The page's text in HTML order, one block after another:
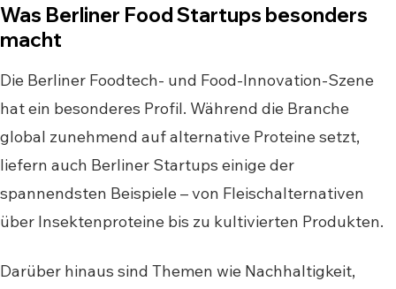
Was Berliner Food Startups besonders
macht
Die Berliner Foodtech- und Food-Innovation-Szene
hat ein besonderes Profil. Während die Branche
global zunehmend auf alternative Proteine setzt,
liefern auch Berliner Startups einige der
spannendsten Beispiele – von Fleischalternativen
über Insektenproteine bis zu kultivierten Produkten.
Darüber hinaus sind Themen wie Nachhaltigkeit,